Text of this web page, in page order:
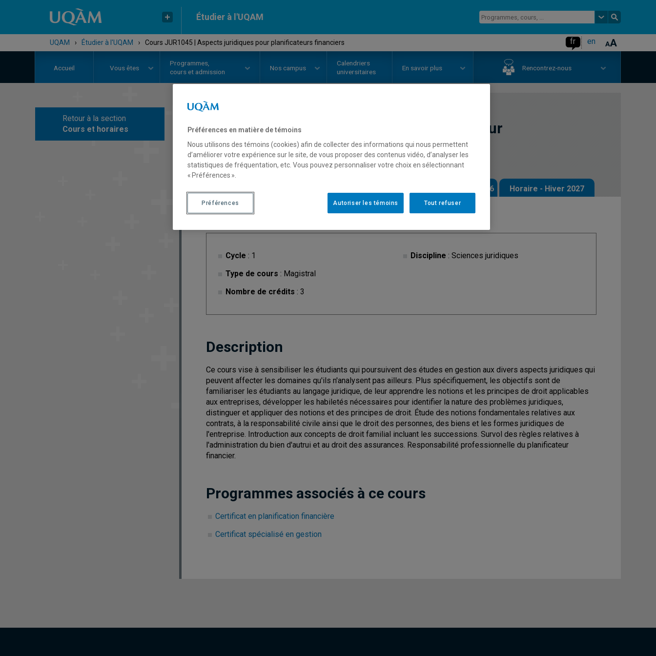
Étudier à l'UQAM
UQAM › Étudier à l'UQAM › Cours JUR1045 | Aspects juridiques pour planificateurs financiers fr en
Accueil Vous êtes
Programmes,
cours et admission
Nos campus
Calendriers
universitaires
En savoir plus Rencontrez-nous
Retour à la section
Cours et horaires
COURS// JUR1045
Aspects juridiques pour
planificateurs financiers
Horaire - Automne 2026 Horaire - Hiver 2027
Cycle : 1
Type de cours : Magistral
Nombre de crédits : 3
Discipline : Sciences juridiques
Description
Ce cours vise à sensibiliser les étudiants qui poursuivent des études en gestion aux divers aspects juridiques qui
peuvent affecter les domaines qu'ils n'analysent pas ailleurs. Plus spécifiquement, les objectifs sont de
familiariser les étudiants au langage juridique, de leur apprendre les notions et les principes de droit applicables
aux entreprises, développer les habiletés nécessaires pour identifier la nature des problèmes juridiques,
distinguer et appliquer des notions et des principes de droit. Étude des notions fondamentales relatives aux
contrats, à la responsabilité civile ainsi que le droit des personnes, des biens et les formes juridiques de
l'entreprise. Introduction aux concepts de droit familial incluant les successions. Survol des règles relatives à
l'administration du bien d'autrui et au droit des assurances. Responsabilité professionnelle du planificateur
financier.
Programmes associés à ce cours
Certificat en planification financière
Certificat spécialisé en gestion
Préférences en matière de témoins
Nous utilisons des témoins (cookies) afin de collecter des informations qui nous permettent
d’améliorer votre expérience sur le site, de vous proposer des contenus vidéo, d’analyser les
statistiques de fréquentation, etc. Vous pouvez personnaliser votre choix en sélectionnant
« Préférences ».
Tout refuser
Autoriser les témoins
Préférences